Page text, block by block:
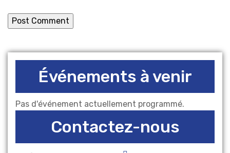
Événements à venir
Pas d'événement actuellement programmé.
Contactez-nous